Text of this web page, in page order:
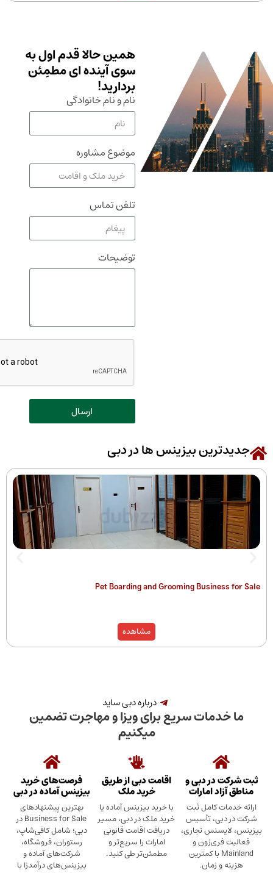
همین حالا قدم اول به
سوی آینده ای مطمِئن
بردارید!
نام و نام خانوادگی
موضوع مشاوره
بیزینس ها در دبی
Pet Boarding and Grooming
درباره دبی ساید
سریع برای ویزا و مهاجرت تضمین
در دبی و
امارات
کامل ثبت
تأسیس
تجاری،
و
Mainland با کمترین
اقامت دبی از طریق
خرید ملک
با خرید بیزینس آماده یا
خرید ملک در دبی، مسیر
دریافت اقامت قانونی
امارات را سریع‌تر و
مطمئن‌تر طی کنید.
فرصت‌های خرید
بیزینس آماده در دبی
بهترین پیشنهادهای
Business for Sale در
دبی؛ شامل کافی‌شاپ،
رستوران، فروشگاه،
شرکت‌های آماده و
بیزینس‌های درآمدزا با